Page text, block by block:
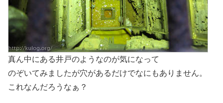
真ん中にある井戸のようなのが気になって
のぞいてみましたが穴があるだけでなにもありません。
これなんだろうなぁ？